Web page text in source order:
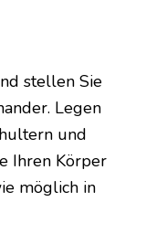
stellen Sie
Legen
und
Ihren Körper
möglich in